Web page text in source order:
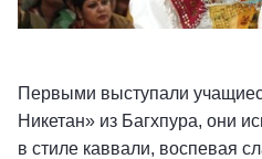
Первыми выступали
Никетан» из Багхпура, они
в стиле каввали, воспевая